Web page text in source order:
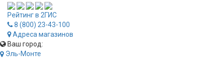
Рейтинг в 2ГИС
8 (800) 23-43-100
Адреса магазинов
Ваш город:
Эль-Монте